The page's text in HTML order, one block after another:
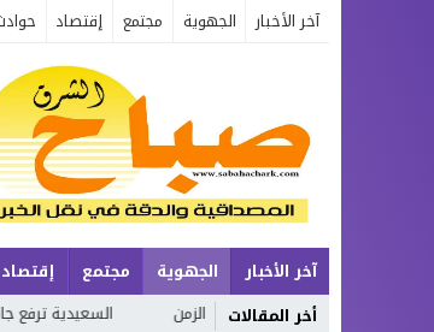
آخر الأخبار الجهوية مجتمع إقتصاد
آخر الأخبار الجهوية مجتمع إقتصاد
أخر المقالاتوتحولات الزمن السعيدية ترفع جاهزيتها الأمنية